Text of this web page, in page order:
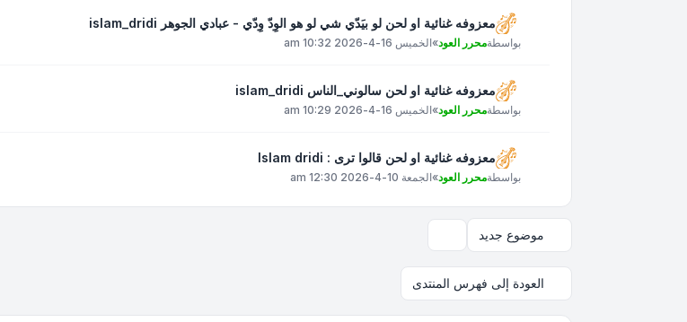
معزوفه غنائية او لحن لو بيَدّي شي لو هو الوِدّ وِدّي - عبادي الجوهر islam_dridi
بواسطةمحرر العود»الخميس 16-4-2026 10:32 am
معزوفه غنائية او لحن سالوني_الناس islam_dridi
بواسطةمحرر العود»الخميس 16-4-2026 10:29 am
معزوفه غنائية او لحن قالوا ترى : Islam dridi
بواسطةمحرر العود»الجمعة 10-4-2026 12:30 am
موضوع جديد
العودة إلى فهرس المنتدى